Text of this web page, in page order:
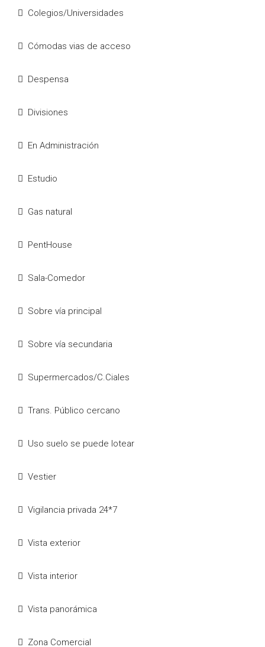
Colegios/Universidades
Cómodas vias de acceso
Despensa
Divisiones
En Administración
Estudio
Gas natural
PentHouse
Sala-Comedor
Sobre vía principal
Sobre vía secundaria
Supermercados/C.Ciales
Trans. Público cercano
Uso suelo se puede lotear
Vestier
Vigilancia privada 24*7
Vista exterior
Vista interior
Vista panorámica
Zona Comercial